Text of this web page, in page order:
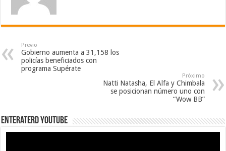
Previo
Gobierno aumenta a 31,158 los
policías beneficiados con
programa Supérate
Próximo
Natti Natasha, El Alfa y Chimbala
se posicionan número uno con
“Wow BB”
EnterateRD YOUTUBE